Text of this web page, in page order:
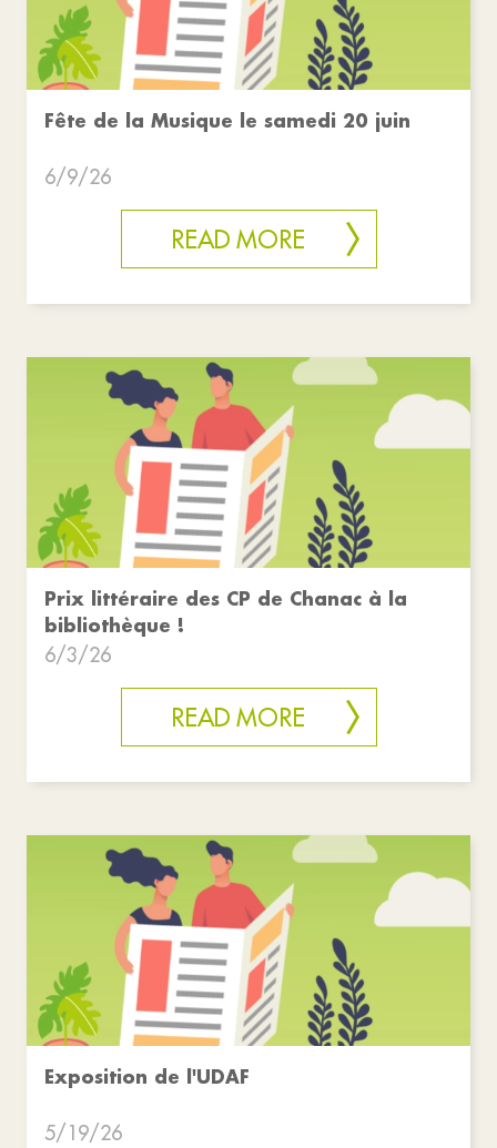
Fête de la Musique le samedi 20 juin
6/9/26
READ MORE
Prix littéraire des CP de Chanac à la
bibliothèque !
6/3/26
READ MORE
Exposition de l'UDAF
5/19/26